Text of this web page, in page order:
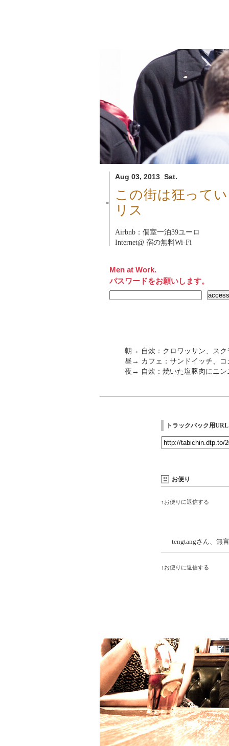
Aug 03, 2013_Sat.
■
この街は狂って
リス
Airbnb：個室一泊39ユーロ
Internet@ 宿の無料Wi-Fi
Men at Work.
パスワードをお願いします。
朝→ 自炊：クロワッサン、スク
昼→ カフェ：サンドイッチ、コ
夜→ 自炊：焼いた塩豚肉にニン
トラックバック用URL
お便り
↑お便りに返信する
tengtangさん、無
↑お便りに返信する